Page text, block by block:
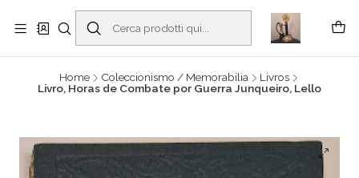
Buscantiguidades - Leilões. Colecionismo e antiguidades em Viana do
Castelo -
Read more
Home Coleccionismo / Memorabilia
Livros
Livro, Horas de Combate por Guerra Junqueiro, Lello